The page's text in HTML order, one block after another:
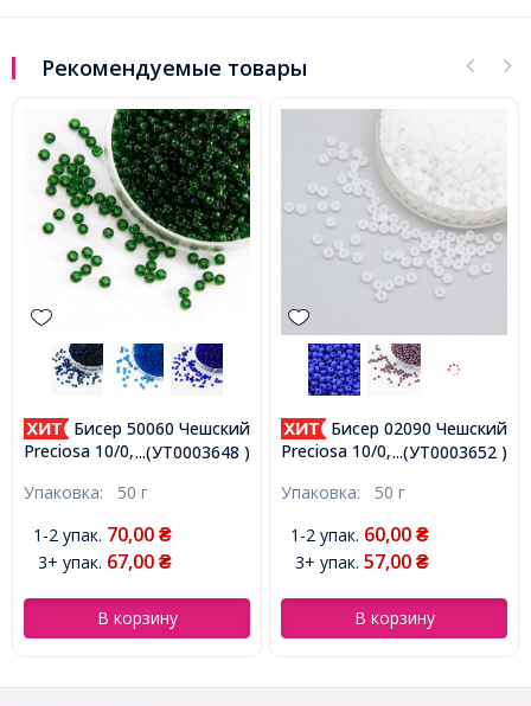
Рекомендуемые товары
...(УТ0003648 )
Бисер 50060 Чешский
Preciosa 10/0, Прозрачный
(УТ0003648)
Упаковка: 50 г
1-2 упак. 70,00 ₴
3+ упак. 67,00 ₴
В корзину
...(УТ0003652 )
Бисер 02090 Чешский
Preciosa 10/0,
Непрозрачный NO, Белый,
Упаковка: 50 г
1-2 упак. 60,00 ₴
3+ упак. 57,00 ₴
В корзину